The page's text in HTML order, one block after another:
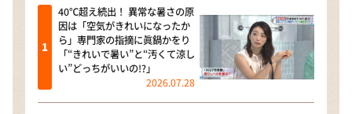
40℃超え続出！ 異常な暑さの原
因は「空気がきれいになったか
ら」専門家の指摘に眞鍋かをり
「“きれいで暑い”と“汚くて涼し
い”どっちがいいの!?」
2026.07.28